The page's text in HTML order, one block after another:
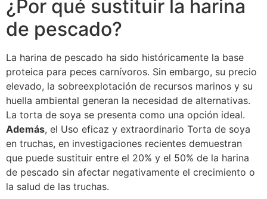
¿Por qué sustituir la harina
de pescado?
La harina de pescado ha sido históricamente la base
proteica para peces carnívoros. Sin embargo, su precio
elevado, la sobreexplotación de recursos marinos y su
huella ambiental generan la necesidad de alternativas.
La torta de soya se presenta como una opción ideal.
Además, el Uso eficaz y extraordinario Torta de soya
en truchas, en investigaciones recientes demuestran
que puede sustituir entre el 20% y el 50% de la harina
de pescado sin afectar negativamente el crecimiento o
la salud de las truchas.